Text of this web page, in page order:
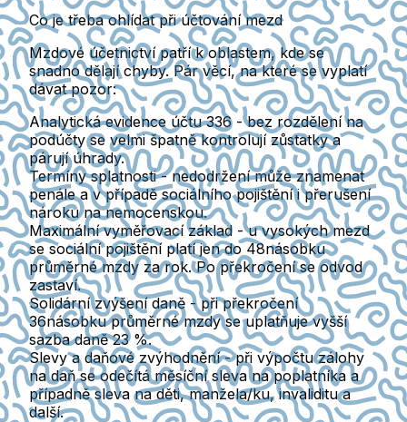
Co je třeba ohlídat při účtování mezd
Mzdové účetnictví patří k oblastem, kde se
snadno dělají chyby. Pár věcí, na které se vyplatí
dávat pozor:
Analytická evidence účtu 336- bez rozdělení na
podúčty se velmi špatně kontrolují zůstatky a
párují úhrady.
Termíny splatnosti- nedodržení může znamenat
penále a v případě sociálního pojištění i přerušení
nároku na nemocenskou.
Maximální vyměřovací základ - u vysokých mezd
se sociální pojištění platí jen do 48násobku
průměrné mzdy za rok. Po překročení se odvod
zastaví.
Solidární zvýšení daně - při překročení
36násobku průměrné mzdy se uplatňuje vyšší
sazba daně 23 %.
Slevy a daňové zvýhodnění- při výpočtu zálohy
na daň se odečítá měsíční sleva na poplatníka a
případně sleva na děti, manžela/ku, invaliditu a
další.